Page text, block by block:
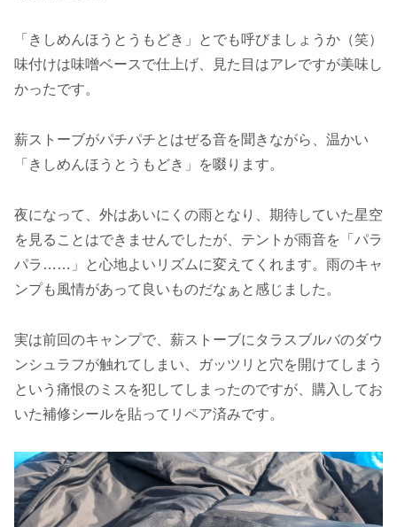
「きしめんほうとうもどき」とでも呼びましょうか（笑）
味付けは味噌ベースで仕上げ、見た目はアレですが美味し
かったです。
薪ストーブがパチパチとはぜる音を聞きながら、温かい
「きしめんほうとうもどき」を啜ります。
夜になって、外はあいにくの雨となり、期待していた星空
を見ることはできませんでしたが、テントが雨音を「パラ
パラ……」と心地よいリズムに変えてくれます。雨のキャ
ンプも風情があって良いものだなぁと感じました。
実は前回のキャンプで、薪ストーブにタラスブルバのダウ
ンシュラフが触れてしまい、ガッツリと穴を開けてしまう
という痛恨のミスを犯してしまったのですが、購入してお
いた補修シールを貼ってリペア済みです。